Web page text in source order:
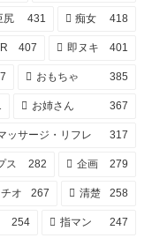
尻 431 痴女 418
407 即ヌキ 401
おもちゃ 385
お姉さん 367
ッサージ・リフレ 317
ス 282 企画 279
オ 267 清楚 258
254 指マン 247